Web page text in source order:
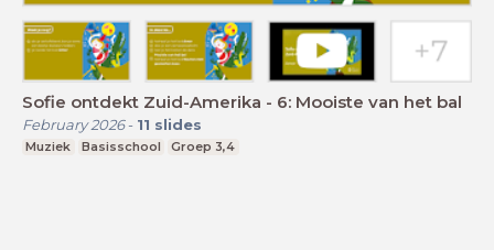
Sofie ontdekt Zuid-Amerika - 6: Mooiste van het bal
February 2026- 11 slides
Muziek Basisschool Groep 3,4